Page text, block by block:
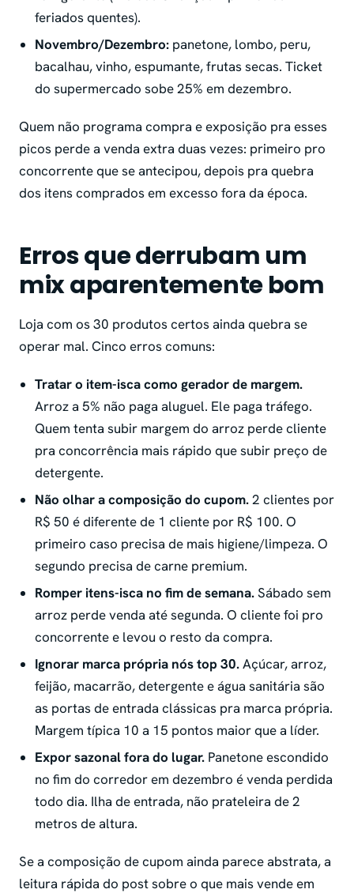
feriados quentes).
Novembro/Dezembro: panetone, lombo, peru,
bacalhau, vinho, espumante, frutas secas. Ticket
do supermercado sobe 25% em dezembro.
Quem não programa compra e exposição pra esses
picos perde a venda extra duas vezes: primeiro pro
concorrente que se antecipou, depois pra quebra
dos itens comprados em excesso fora da época.
Erros que derrubam um
mix aparentemente bom
Loja com os 30 produtos certos ainda quebra se
operar mal. Cinco erros comuns:
Tratar o item-isca como gerador de margem.
Arroz a 5% não paga aluguel. Ele paga tráfego.
Quem tenta subir margem do arroz perde cliente
pra concorrência mais rápido que subir preço de
detergente.
Não olhar a composição do cupom.2 clientes por
R$ 50 é diferente de 1 cliente por R$ 100. O
primeiro caso precisa de mais higiene/limpeza. O
segundo precisa de carne premium.
Romper itens-isca no fim de semana.Sábado sem
arroz perde venda até segunda. O cliente foi pro
concorrente e levou o resto da compra.
Ignorar marca própria nós top 30.Açúcar, arroz,
feijão, macarrão, detergente e água sanitária são
as portas de entrada clássicas pra marca própria.
Margem típica 10 a 15 pontos maior que a líder.
Expor sazonal fora do lugar. Panetone escondido
no fim do corredor em dezembro é venda perdida
todo dia. Ilha de entrada, não prateleira de 2
metros de altura.
Se a composição de cupom ainda parece abstrata, a
leitura rápida do post sobre o que mais vende em